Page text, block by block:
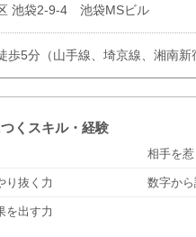
池袋2-9-4 池袋MSビル
歩5分（山手線、埼京線、湘南新
くスキル・経験
相手を
り抜く力 数字か
を出す力